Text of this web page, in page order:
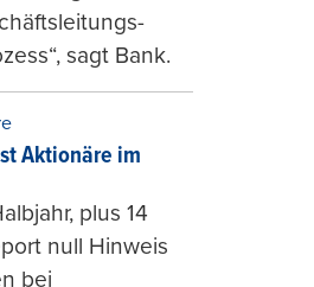
sagt Bank.
Aktionäre im
plus 14
null Hinweis
bei